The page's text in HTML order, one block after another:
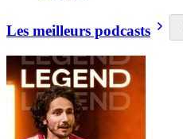
Les meilleurs podcasts